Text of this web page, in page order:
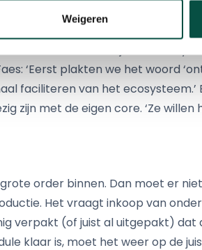
Weigeren
af wat ze nu eigenlijk voor
‘Eerst plakten we het woord
faciliteren van het ecosysteem.’
zijn met de eigen core. ‘Ze willen
order binnen. Dan moet er
Het vraagt inkoop van
verpakt (of juist al uitgepakt)
klaar is, moet het weer op de